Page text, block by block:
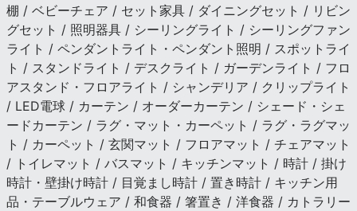
棚 / ベビーチェア / セット家具 / ダイニングセット / リビン
グセット / 照明器具 / シーリングライト / シーリングファン
ライト / ペンダントライト・ペンダント照明 / スポットライ
ト / スタンドライト / デスクライト / ガーデンライト / フロ
アスタンド・フロアライト / シャンデリア / クリップライト
/ LED電球 / カーテン / オーダーカーテン / シェード・シェ
ードカーテン / ラグ・マット・カーペット / ラグ・ラグマッ
ト / カーペット / 玄関マット / フロアマット / チェアマット
/ トイレマット / バスマット / キッチンマット / 時計 / 掛け
時計・壁掛け時計 / 目覚まし時計 / 置き時計 / キッチン用
品・テーブルウェア / 和食器 / 箸置き / 洋食器 / カトラリー